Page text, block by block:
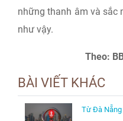
những thanh âm và sắc
như vậy.
Theo:
BÀI VIẾT KHÁC
Từ Đà Nẵng